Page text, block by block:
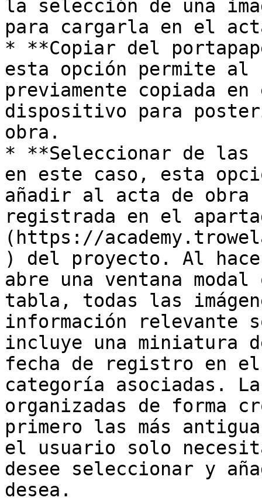
la selección de una
para cargarla en el
* **Copiar del
esta opción permite al
previamente copiada
dispositivo para
obra.
* **Seleccionar de
en este caso, esta
añadir al acta de obra
registrada en el
(https://
) del proyecto. Al
abre una ventana
tabla, todas las
información relevante
incluye una
fecha de registro en
categoría asociadas.
organizadas de forma
primero las más
el usuario solo
desee seleccionar y
desea.